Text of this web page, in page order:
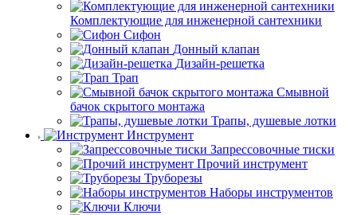
Комплектующие для инженерной сантехники
Сифон
Донный клапан
Дизайн-решетка
Трап
Смывной
бачок скрытого монтажа
Трапы, душевые лотки
Инструмент
Запрессовочные тиски
Прочий инструмент
Труборезы
Наборы инструментов
Ключи